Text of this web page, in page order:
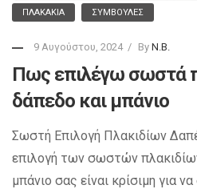
ΠΛΑΚΆΚΙΑ ΣΥΜΒΟΥΛΈΣ
9 Αυγούστου, 2024 By N.B.
Πως επιλέγω σωστά
δάπεδο και μπάνιο
Σωστή Επιλογή Πλακιδίων
επιλογή των σωστών
μπάνιο σας είναι κρίσιμη για